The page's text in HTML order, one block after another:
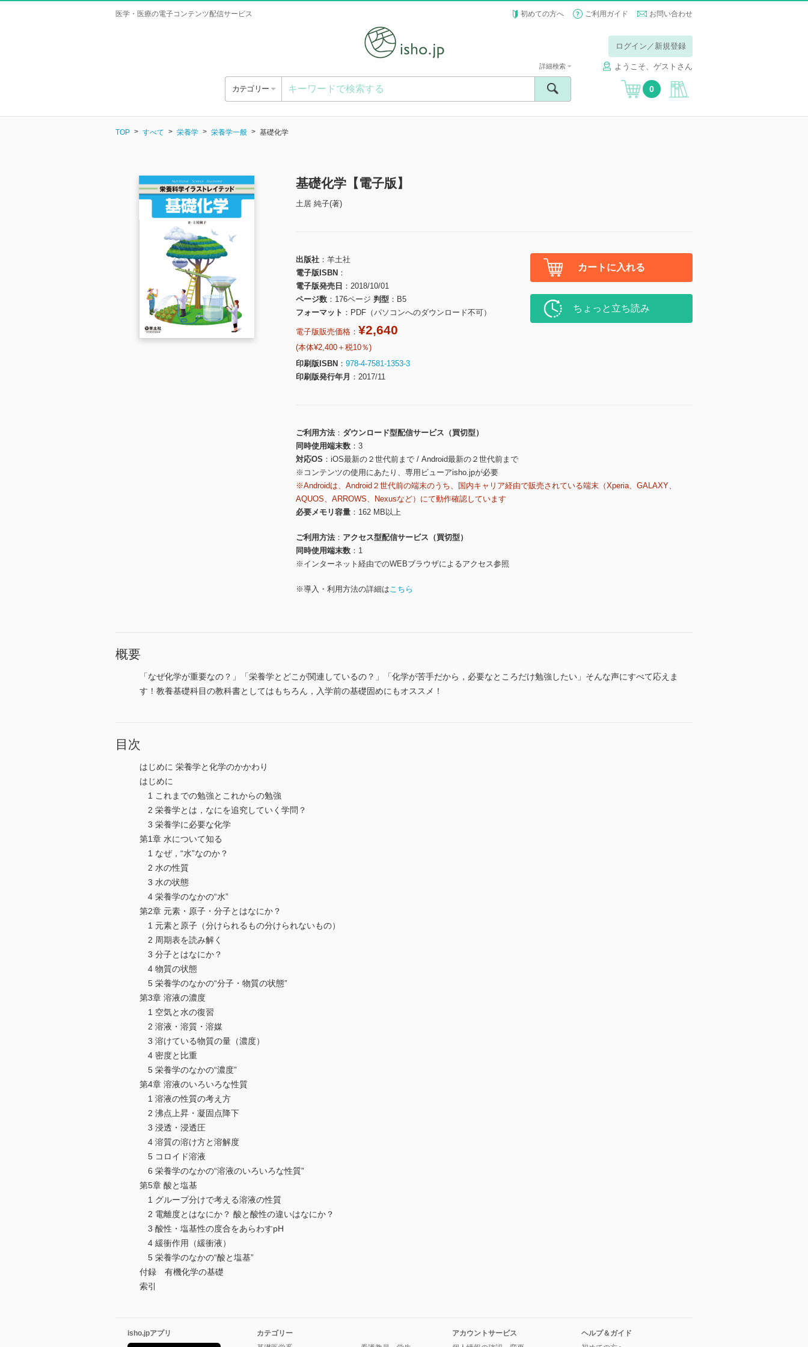
医学・医療の電子コンテンツ配信サービス 初めての方へ ご利用ガイド お問い合わせ
ログイン／新規登録
ようこそ、ゲストさん
カテゴリー
詳細検索
0
TOP すべて 栄養学 栄養学一般 基礎化学
基礎化学【電子版】
土居 純子(著)
出版社
羊土社
電子版ISBN
電子版発売日
2018/10/01
ページ数
176ページ 判型
B5
フォーマット
PDF（パソコンへのダウンロード不可）
電子版販売価格： ¥2,640
(本体¥2,400＋税10％)
印刷版ISBN
978-4-7581-1353-3
印刷版発行年月
2017/11
カートに入れる
ちょっと立ち読み
ご利用方法
ダウンロード型配信サービス（買切型）
同時使用端末数
3
対応OS
iOS最新の２世代前まで / Android最新の２世代前まで
※コンテンツの使用にあたり、専用ビューアisho.jpが必要
※Androidは、Android２世代前の端末のうち、国内キャリア経由で販売されている端末（Xperia、GALAXY、
AQUOS、ARROWS、Nexusなど）にて動作確認しています
必要メモリ容量
162 MB以上
ご利用方法
アクセス型配信サービス（買切型）
同時使用端末数
1
※インターネット経由でのWEBブラウザによるアクセス参照
※導入・利用方法の詳細はこちら
概要
「なぜ化学が重要なの？」「栄養学とどこが関連しているの？」「化学が苦手だから，必要なところだけ勉強したい」そんな声にすべて応えま
す！教養基礎科目の教科書としてはもちろん，入学前の基礎固めにもオススメ！
目次
はじめに 栄養学と化学のかかわり
はじめに
1 これまでの勉強とこれからの勉強
2 栄養学とは，なにを追究していく学問？
3 栄養学に必要な化学
第1章 水について知る
1 なぜ，“水”なのか？
2 水の性質
3 水の状態
4 栄養学のなかの“水”
第2章 元素・原子・分子とはなにか？
1 元素と原子（分けられるもの分けられないもの）
2 周期表を読み解く
3 分子とはなにか？
4 物質の状態
5 栄養学のなかの“分子・物質の状態”
第3章 溶液の濃度
1 空気と水の復習
2 溶液・溶質・溶媒
3 溶けている物質の量（濃度）
4 密度と比重
5 栄養学のなかの“濃度”
第4章 溶液のいろいろな性質
1 溶液の性質の考え方
2 沸点上昇・凝固点降下
3 浸透・浸透圧
4 溶質の溶け方と溶解度
5 コロイド溶液
6 栄養学のなかの“溶液のいろいろな性質”
第5章 酸と塩基
1 グループ分けで考える溶液の性質
2 電離度とはなにか？ 酸と酸性の違いはなにか？
3 酸性・塩基性の度合をあらわすpH
4 緩衝作用（緩衝液）
5 栄養学のなかの“酸と塩基”
付録 有機化学の基礎
索引
isho.jpアプリ
カテゴリー
アカウントサービス
ヘルプ＆ガイド